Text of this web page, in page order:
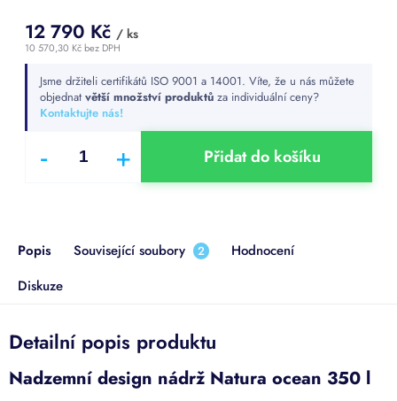
12 790 Kč / ks
10 570,30 Kč bez DPH
cena:Jsme držiteli certifikátů ISO 9001 a 14001. Víte, že u nás můžete
objednat větší množství produktů za individuální ceny?
Kontaktujte nás!
Přidat do košíku
Popis Související soubory 2
Hodnocení
Diskuze
Detailní popis produktu
Nadzemní design nádrž Natura ocean 350 l